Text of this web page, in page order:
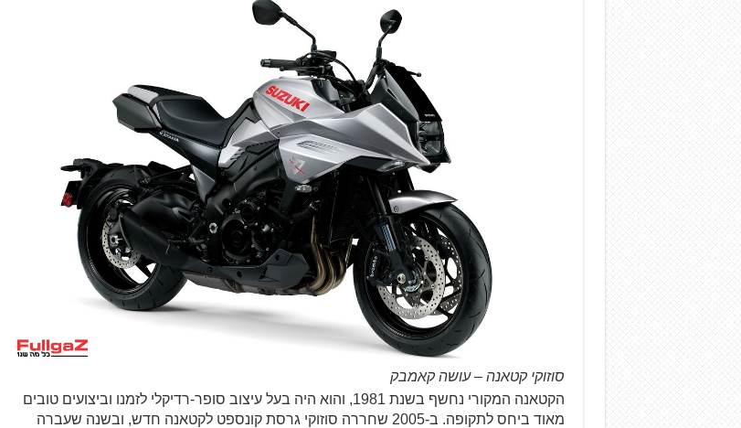
סוזוקי קטאנה – עושה קאמבק
הקטאנה המקורי נחשף בשנת 1981, והוא היה בעל עיצוב סופר-רדיקלי לזמנו וביצועים טובים
מאוד ביחס לתקופה. ב-2005 שחררה סוזוקי גרסת קונספט לקטאנה חדש, ובשנה שעברה